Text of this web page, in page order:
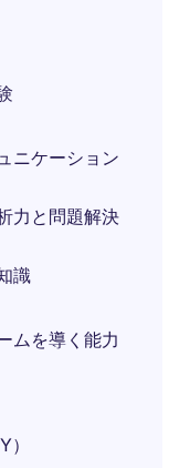
ニケーション
力と問題解決
識
ムを導く能力